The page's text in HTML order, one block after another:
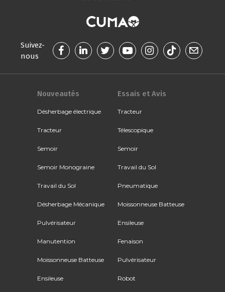
Suivez-
nous
Nouveautés
Désherbage électrique
Tracteur
Semoir
Semoir Monograine
Travail du Sol
Désherbage Mécanique
Pulvérisateur
Manutention
Moissonneuse Batteuse
Ensileuse
Essais et Avis
Tracteur
Télescopique
Semoir
Travail du Sol
Pneumatique
Moissonneuse Batteuse
Ensileuse
Fenaison
Pulvérisateur
Robot